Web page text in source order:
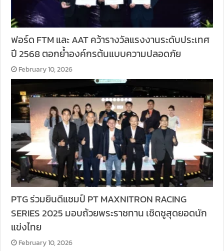
ฟอร์ด FTM และ AAT คว้ารางวัลแรงงานระดับประเทศ
ปี 2568 ตอกย้ำองค์กรต้นแบบความปลอดภัย
February 10, 2026
PTG ร่วมยินดีแชมป์ PT MAXNITRON RACING
SERIES 2025 มอบถ้วยพระราชทาน เชิดชูสุดยอดนัก
แข่งไทย
February 10, 2026